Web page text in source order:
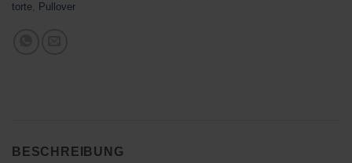
torte, Pullover
BESCHREIBUNG